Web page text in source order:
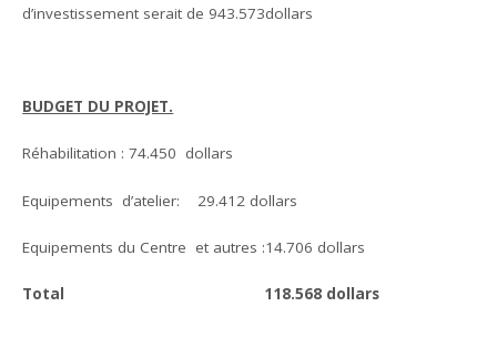
d’investissement serait de 943.573dollars
BUDGET DU PROJET.
Réhabilitation : 74.450 dollars
Equipements d’atelier: 29.412 dollars
Equipements du Centre et autres :14.706 dollars
Total 118.568 dollars